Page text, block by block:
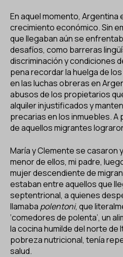
En aquel momento,
crecimiento económico. Sin
que llegaban aún se
desafíos, como barreras
discriminación y condiciones
pena recordar la huelga de
en las luchas obreras en
abusos de los propietarios
alquiler injustificados y
precarias en los inmuebles. A
de aquellos migrantes
María y Clemente se casaron
menor de ellos, mi padre,
mujer descendiente de
estaban entre aquellos que
septentrional, a quienes
llamaba polentoni, que
‘comedores de polenta’, un
la cocina humilde del norte de
pobreza nutricional, tenía
salud.